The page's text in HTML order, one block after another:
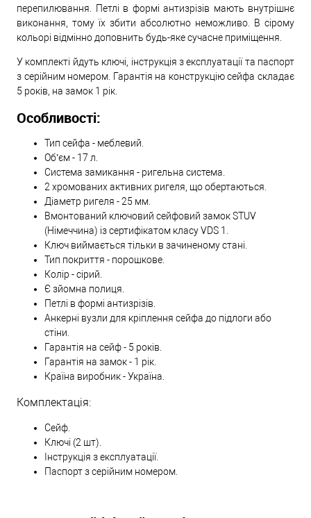
перепилювання. Петлі в формі антизрізів мають внутрішнє
виконання, тому їх збити абсолютно неможливо. В сірому
кольорі відмінно доповнить будь-яке сучасне приміщення.
У комплекті йдуть ключі, інструкція з експлуатації та паспорт
з серійним номером. Гарантія на конструкцію сейфа складає
5 років, на замок 1 рік.
Особливості:
Тип сейфа - меблевий.
Об’єм - 17 л.
Система замикання - ригельна система.
2 хромованих активних ригеля, що обертаються.
Діаметр ригеля - 25 мм.
Вмонтований ключовий сейфовий замок STUV
(Німеччина) із сертифікатом класу VDS 1.
Ключ виймається тільки в зачиненому стані.
Тип покриття - порошкове.
Колір - сірий.
Є зйомна полиця.
Петлі в формі антизрізів.
Анкерні вузли для кріплення сейфа до підлоги або
стіни.
Гарантія на сейф - 5 років.
Гарантія на замок - 1 рік.
Країна виробник - Україна.
Комплектація:
Сейф.
Ключі (2 шт).
Інструкція з експлуатації.
Паспорт з серійним номером.